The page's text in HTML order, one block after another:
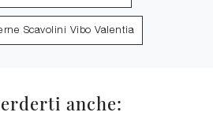
Scavolini Vibo Valentia
anche: